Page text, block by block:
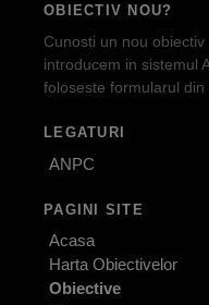
OBIECTIV NOU?
Cunosti un nou
introducem in sistemul
foloseste formularul din
LEGATURI
ANPC
PAGINI SITE
Acasa
Harta Obiectivelor
Obiective